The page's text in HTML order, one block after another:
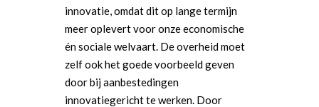
innovatie, omdat dit op lange termijn
meer oplevert voor onze economische
én sociale welvaart. De overheid moet
zelf ook het goede voorbeeld geven
door bij aanbestedingen
innovatiegericht te werken. Door